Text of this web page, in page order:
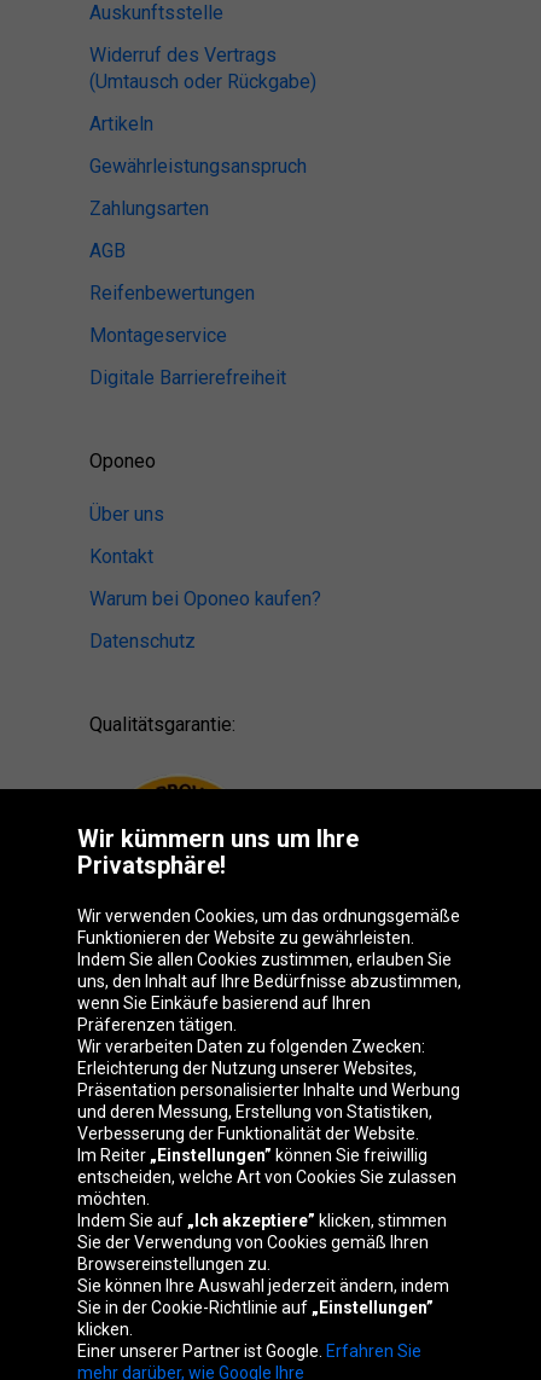
Auskunftsstelle
Widerruf des Vertrags
(Umtausch oder Rückgabe)
Artikeln
Gewährleistungsanspruch
Zahlungsarten
AGB
Reifenbewertungen
Montageservice
Digitale Barrierefreiheit
Oponeo
Über uns
Kontakt
Warum bei Oponeo kaufen?
Datenschutz
Qualitätsgarantie:
Oponeo-Gruppe
Belgique
Česká
republika
Deutschland Éire
España France Italia Magyarország
Nederland Polska
Slovenská
republika
United
Wir kümmern uns um Ihre
Privatsphäre!
Wir verwenden Cookies, um das ordnungsgemäße
Funktionieren der Website zu gewährleisten.
Indem Sie allen Cookies zustimmen, erlauben Sie
uns, den Inhalt auf Ihre Bedürfnisse abzustimmen,
wenn Sie Einkäufe basierend auf Ihren
Präferenzen tätigen.
Wir verarbeiten Daten zu folgenden Zwecken:
Erleichterung der Nutzung unserer Websites,
Präsentation personalisierter Inhalte und Werbung
und deren Messung, Erstellung von Statistiken,
Verbesserung der Funktionalität der Website.
Im Reiter „Einstellungen” können Sie freiwillig
entscheiden, welche Art von Cookies Sie zulassen
möchten.
Indem Sie auf „Ich akzeptiere” klicken, stimmen
Sie der Verwendung von Cookies gemäß Ihren
Browsereinstellungen zu.
Sie können Ihre Auswahl jederzeit ändern, indem
Sie in der Cookie-Richtlinie auf „Einstellungen”
klicken.
Einer unserer Partner ist Google. Erfahren Sie
mehr darüber, wie Google Ihre